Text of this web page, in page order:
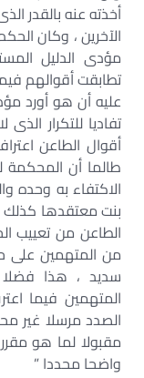
أخذته عنه بالقدر
الآخرين ، وكان
مؤدى الدليل
تطابقت أقوالهم
عليه أن هو أورد
تفاديا للتكرار
أقوال الطاعن
طالما أن المحكمة
الاكتفاء به وحده
بنت معتقدها كذلك
الطاعن من تعييب
من المتهمين على
سديد ، هذا
المتهمين فيما
الصدد مرسلا غير
مقبولا لما هو
واضحا محددا ”